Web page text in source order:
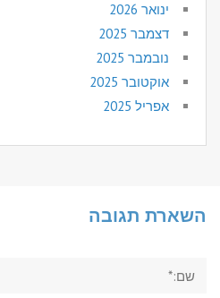
ינואר 2026
דצמבר 2025
נובמבר 2025
אוקטובר 2025
אפריל 2025
השארת תגובה